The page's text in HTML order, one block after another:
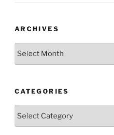
ARCHIVES
CATEGORIES